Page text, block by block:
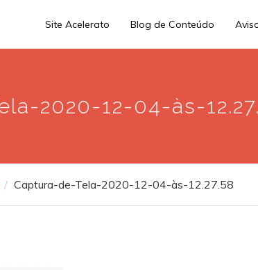
Site Acelerato Blog de Conteúdo
2020-12-04-às-
Captura-de-Tela-2020-12-04-às-12.27.58